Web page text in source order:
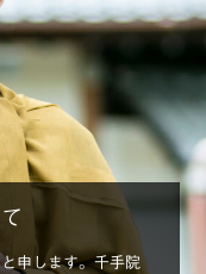
申します。千手院